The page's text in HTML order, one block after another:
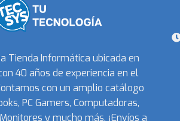
Tienda Informática ubicada en
40 años de experiencia en el
con un amplio catálogo
PC Gamers, Computadoras,
y mucho más. ¡Envíos a